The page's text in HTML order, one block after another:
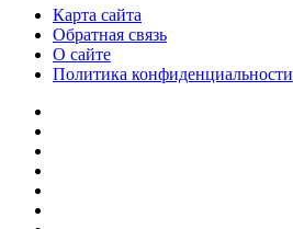
Карта сайта
Обратная связь
О сайте
Политика конфиденциальности